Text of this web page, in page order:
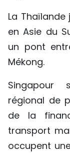
La
en Asie du
un pont
Mékong.
Singapour
régional de
de la
transport
occupent